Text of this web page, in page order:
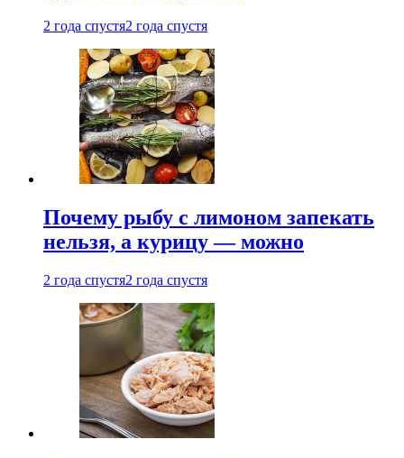
2 года спустя2 года спустя
Почему рыбу с лимоном запекать
нельзя, а курицу — можно
2 года спустя2 года спустя